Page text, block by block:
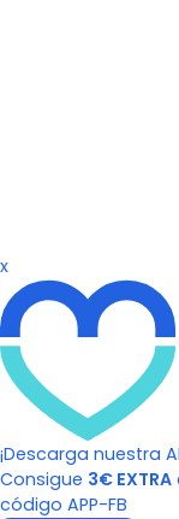
x
¡Descarga nuestra
Consigue 3€ EXTRA
código APP-FB